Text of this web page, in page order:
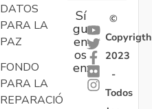
DATOS
PARA LA
PAZ
FONDO
PARA LA
REPARACIÓN
Sí
gu
en
os
en:
©
Copyrigth
2023
-
Todos